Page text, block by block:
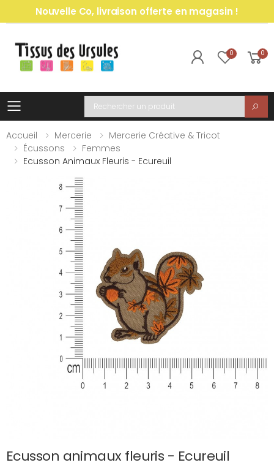
Nouvelle Co, livraison offerte en magasin !
0 0
Toggle mobile menu
Recherche
Accueil
Mercerie
Mercerie Créative & Tricot
Écussons
Femmes
Ecusson Animaux Fleuris - Ecureuil
Ecusson animaux fleuris - Ecureuil